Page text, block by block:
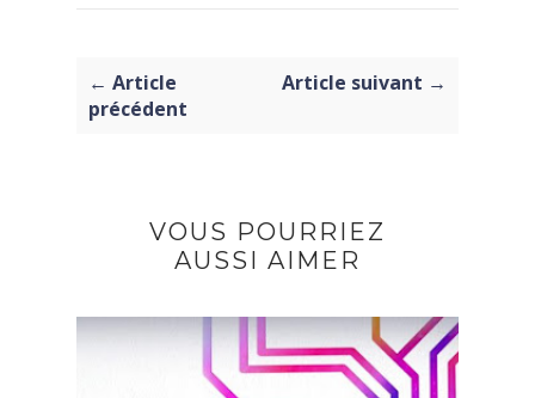
← Article
précédent
Article suivant →
VOUS POURRIEZ
AUSSI AIMER